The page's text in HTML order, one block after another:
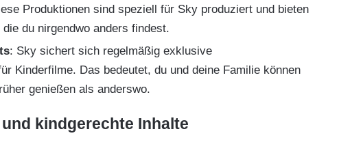
Produktionen sind speziell für Sky produziert und bieten
du nirgendwo anders findest.
: Sky sichert sich regelmäßig exklusive
Kinderfilme. Das bedeutet, du und deine Familie können
genießen als anderswo.
kindgerechte Inhalte